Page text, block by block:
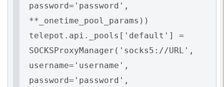
password='password',
**_onetime_pool_params))
telepot.api._pools['default'] =
SOCKSProxyManager('socks5://URL',
username='username',
password='password',